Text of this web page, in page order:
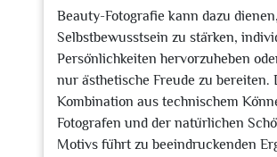
Beauty-Fotografie kann dazu dienen,
Selbstbewusstsein zu stärken,
Persönlichkeiten hervorzuheben
nur ästhetische Freude zu bereiten.
Kombination aus technischem
Fotografen und der natürlichen
Motivs führt zu beeindruckenden